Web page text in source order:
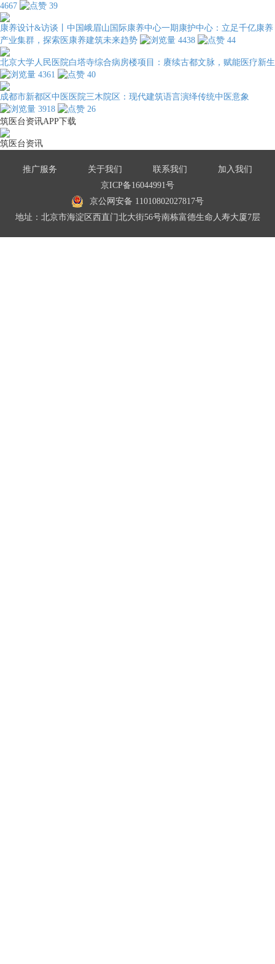
4667 39
康养设计&访谈丨中国峨眉山国际康养中心一期康护中心：立足千亿康养
产业集群，探索医康养建筑未来趋势
4438 44
北京大学人民医院白塔寺综合病房楼项目：赓续古都文脉，赋能医疗新生
4361
40
成都市新都区中医医院三木院区：现代建筑语言演绎传统中医意象
3918
26
筑医台资讯APP下载
筑医台资讯
推广服务 关于我们 联系我们
加入我们
京ICP备16044991号
京公网安备 11010802027817号
地址：北京市海淀区西直门北大街56号南栋富德生命人寿大厦7层